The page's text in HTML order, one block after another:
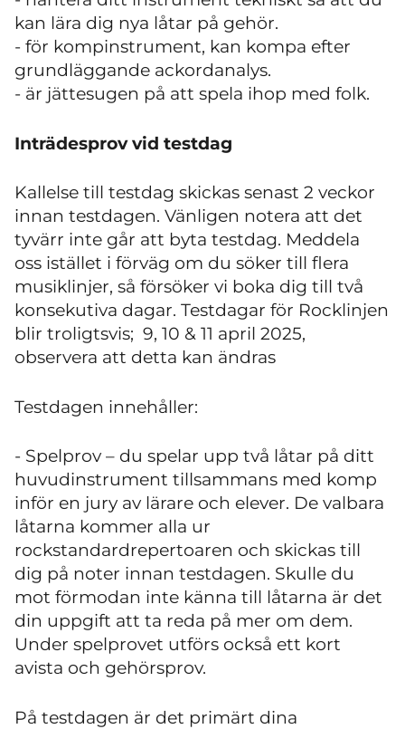
kan lära dig nya låtar på gehör.
- för kompinstrument, kan kompa efter
grundläggande ackordanalys.
- är jättesugen på att spela ihop med folk.
Inträdesprov vid testdag
Kallelse till testdag skickas senast 2 veckor
innan testdagen. Vänligen notera att det
tyvärr inte går att byta testdag. Meddela
oss istället i förväg om du söker till flera
musiklinjer, så försöker vi boka dig till två
konsekutiva dagar. Testdagar för Rocklinjen
blir troligtsvis; 9, 10 & 11 april 2025,
observera att detta kan ändras
Testdagen innehåller:
- Spelprov – du spelar upp två låtar på ditt
huvudinstrument tillsammans med komp
inför en jury av lärare och elever. De valbara
låtarna kommer alla ur
rockstandardrepertoaren och skickas till
dig på noter innan testdagen. Skulle du
mot förmodan inte känna till låtarna är det
din uppgift att ta reda på mer om dem.
Under spelprovet utförs också ett kort
avista och gehörsprov.
På testdagen är det primärt dina